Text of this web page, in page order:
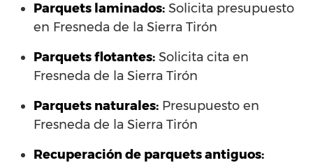
Parquets laminados: Solicita presupuesto
en Fresneda de la Sierra Tirón
Parquets flotantes: Solicita cita en
Fresneda de la Sierra Tirón
Parquets naturales: Presupuesto en
Fresneda de la Sierra Tirón
Recuperación de parquets antiguos: